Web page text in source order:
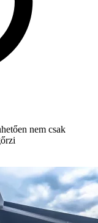
nem csak